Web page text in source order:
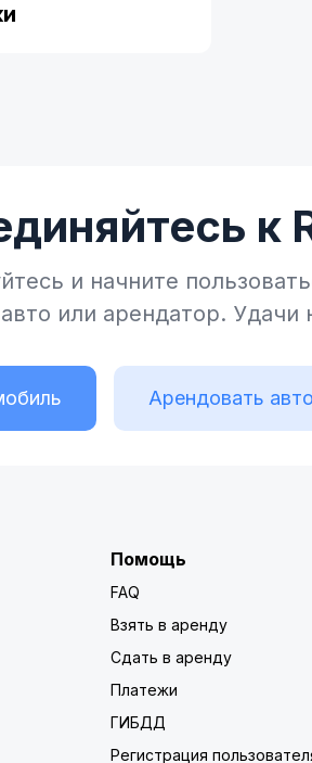
к
и начните
авто или арендатор. Удачи
Арендовать
Помощь
FAQ
Взять в аренду
Сдать в аренду
Платежи
ГИБДД
Регистрация